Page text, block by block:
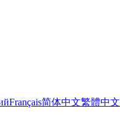
Français简体中文繁體中文